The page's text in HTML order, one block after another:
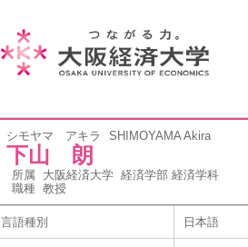
シモヤマ アキラ SHIMOYAMA Akira
下山 朗
所属 大阪経済大学 経済学部 経済学科
職種 教授
言語種別 日本語